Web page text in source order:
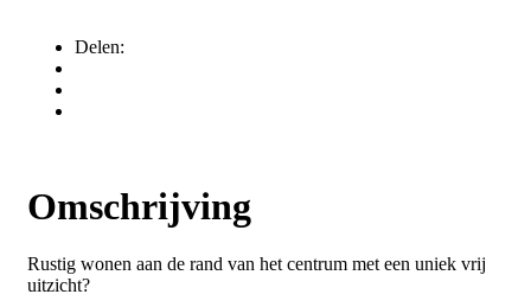
Delen:
Omschrijving
Rustig wonen aan de rand van het centrum met een uniek vrij
uitzicht?